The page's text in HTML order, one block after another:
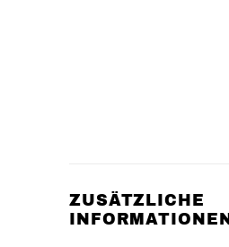
ZUSÄTZLICHE
INFORMATIONEN